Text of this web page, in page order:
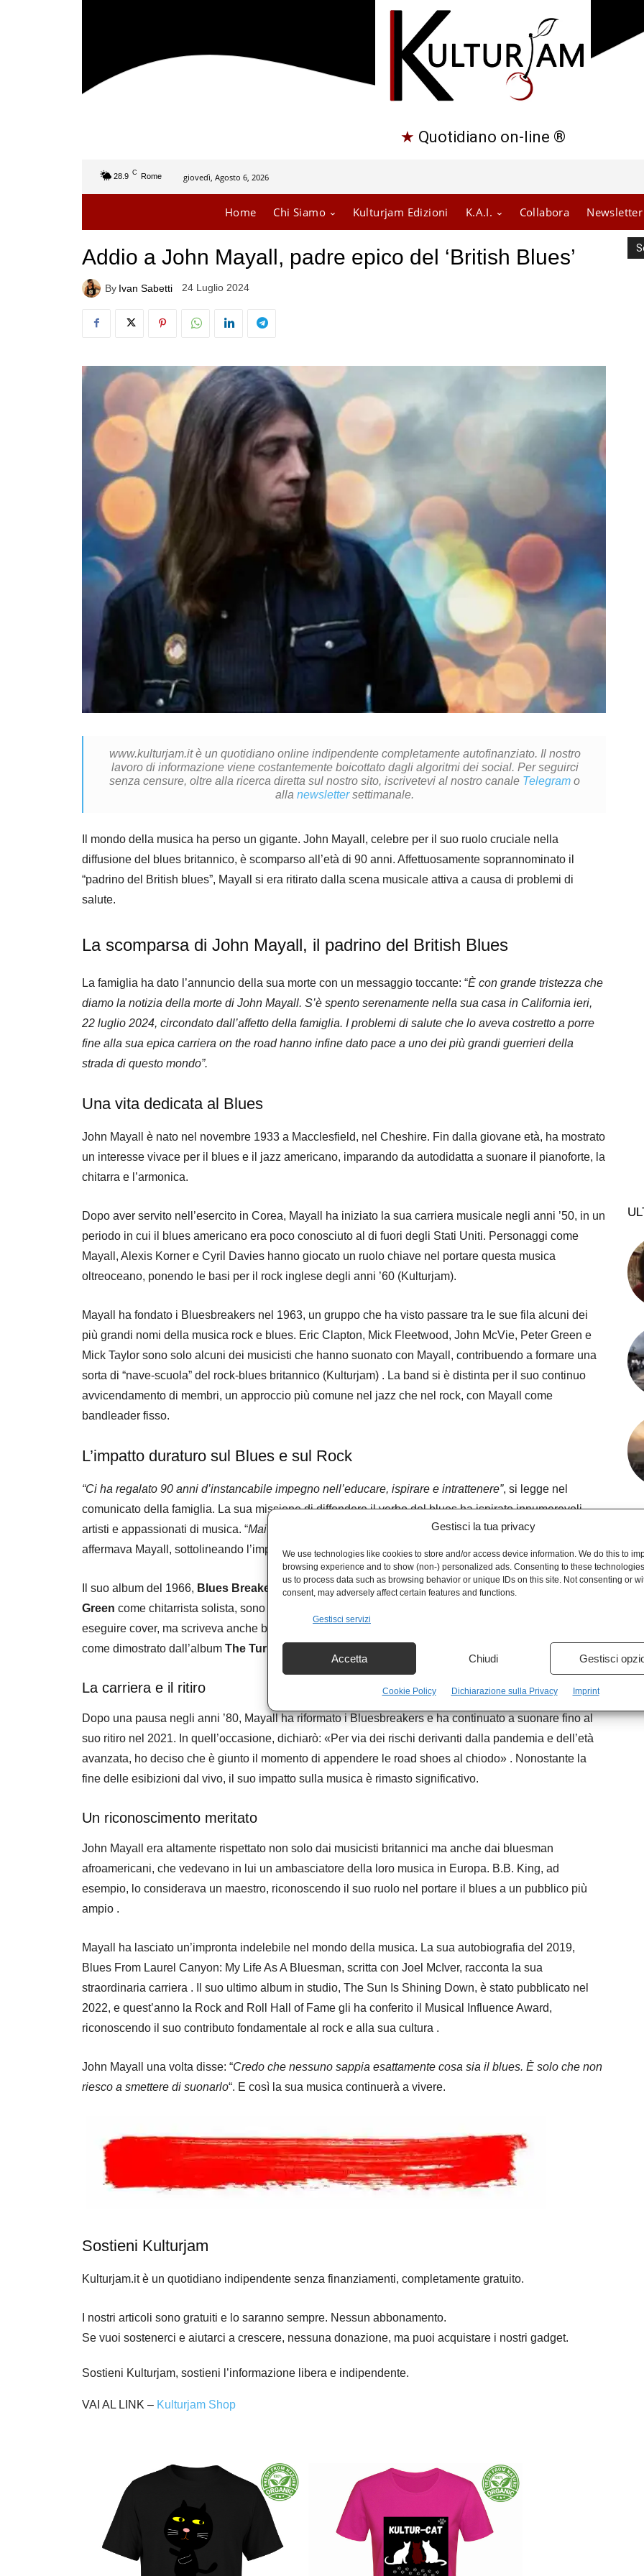
Gestisci la tua privacy
We use technologies like cookies to store and/or access device information. We do this to
browsing experience and to show (non-) personalized ads. Consenting to these
us to process data such as browsing behavior or unique IDs on this site. Not consenting or
consent, may adversely affect certain features and functions.
Gestisci servizi
Accetta Chiudi Gestisci
Cookie Policy Dichiarazione sulla Privacy Imprint
★ Quotidiano on-line ®
28.9 C Rome giovedì, Agosto 6, 2026
Home Chi Siamo Kulturjam Edizioni K.A.I. Collabora Newsletter
Addio a John Mayall, padre epico del ‘British Blues’
By Ivan Sabetti 24 Luglio 2024
www.kulturjam.it è un quotidiano online indipendente completamente autofinanziato. Il nostro
lavoro di informazione viene costantemente boicottato dagli algoritmi dei social. Per seguirci
senza censure, oltre alla ricerca diretta sul nostro sito, iscrivetevi al nostro canale Telegram o
allanewslettersettimanale.
Il mondo della musica ha perso un gigante. John Mayall, celebre per il suo ruolo cruciale nella
diffusione del blues britannico, è scomparso all’età di 90 anni. Affettuosamente soprannominato il
“padrino del British blues”, Mayall si era ritirato dalla scena musicale attiva a causa di problemi di
salute.
La scomparsa di John Mayall, il padrino del British Blues
La famiglia ha dato l’annuncio della sua morte con un messaggio toccante: “È con grande tristezza che
diamo la notizia della morte di John Mayall. S’è spento serenamente nella sua casa in California ieri,
22 luglio 2024, circondato dall’affetto della famiglia. I problemi di salute che lo aveva costretto a porre
fine alla sua epica carriera on the road hanno infine dato pace a uno dei più grandi guerrieri della
strada di questo mondo”.
Una vita dedicata al Blues
John Mayall è nato nel novembre 1933 a Macclesfield, nel Cheshire. Fin dalla giovane età, ha mostrato
un interesse vivace per il blues e il jazz americano, imparando da autodidatta a suonare il pianoforte, la
chitarra e l’armonica.
Dopo aver servito nell’esercito in Corea, Mayall ha iniziato la sua carriera musicale negli anni ’50, in un
periodo in cui il blues americano era poco conosciuto al di fuori degli Stati Uniti. Personaggi come
Mayall, Alexis Korner e Cyril Davies hanno giocato un ruolo chiave nel portare questa musica
oltreoceano, ponendo le basi per il rock inglese degli anni ’60​ (Kulturjam)​.
Mayall ha fondato i Bluesbreakers nel 1963, un gruppo che ha visto passare tra le sue fila alcuni dei
più grandi nomi della musica rock e blues. Eric Clapton, Mick Fleetwood, John McVie, Peter Green e
Mick Taylor sono solo alcuni dei musicisti che hanno suonato con Mayall, contribuendo a formare una
sorta di “nave-scuola” del rock-blues britannico​ (Kulturjam)​ . La band si è distinta per il suo continuo
avvicendamento di membri, un approccio più comune nel jazz che nel rock, con Mayall come
bandleader fisso.
L’impatto duraturo sul Blues e sul Rock
“Ci ha regalato 90 anni d’instancabile impegno nell’educare, ispirare e intrattenere”, si legge nel
comunicato della famiglia. La sua missione di diffondere il verbo del blues ha ispirato innumerevoli
artisti e appassionati di musica. “Mai pensato che suonare il blues significasse copiare altra gente”,
affermava Mayall, sottolineando l’importanza di esprimere la propria vita attraverso la musica .
Il suo album del 1966, Blues BreakersconEric Clapton, e il successivoA Hard Road
Green come chitarrista solista, sono considerati pietre miliari del genere. Mayall non si limitava a
eseguire cover, ma scriveva anche brani originali, integrando elementi jazz nelle sue composizioni,
come dimostrato dall’album The Turning Point
La carriera e il ritiro
Dopo una pausa negli anni ’80, Mayall ha riformato i Bluesbreakers e ha continuato a suonare fino al
suo ritiro nel 2021. In quell’occasione, dichiarò: «Per via dei rischi derivanti dalla pandemia e dell’età
avanzata, ho deciso che è giunto il momento di appendere le road shoes al chiodo» . Nonostante la
fine delle esibizioni dal vivo, il suo impatto sulla musica è rimasto significativo.
Un riconoscimento meritato
John Mayall era altamente rispettato non solo dai musicisti britannici ma anche dai bluesman
afroamericani, che vedevano in lui un ambasciatore della loro musica in Europa. B.B. King, ad
esempio, lo considerava un maestro, riconoscendo il suo ruolo nel portare il blues a un pubblico più
ampio .
Mayall ha lasciato un’impronta indelebile nel mondo della musica. La sua autobiografia del 2019,
Blues From Laurel Canyon: My Life As A Bluesman, scritta con Joel McIver, racconta la sua
straordinaria carriera . Il suo ultimo album in studio, The Sun Is Shining Down, è stato pubblicato nel
2022, e quest’anno la Rock and Roll Hall of Fame gli ha conferito il Musical Influence Award,
riconoscendo il suo contributo fondamentale al rock e alla sua cultura .
John Mayall una volta disse: “Credo che nessuno sappia esattamente cosa sia il blues. È solo che non
riesco a smettere di suonarlo“. E così la sua musica continuerà a vivere.
Sostieni Kulturjam
Kulturjam.it è un quotidiano indipendente senza finanziamenti, completamente gratuito.
I nostri articoli sono gratuiti e lo saranno sempre. Nessun abbonamento.
Se vuoi sostenerci e aiutarci a crescere, nessuna donazione, ma puoi acquistare i nostri gadget.
Sostieni Kulturjam, sostieni l’informazione libera e indipendente.
VAI AL LINK – Kulturjam Shop